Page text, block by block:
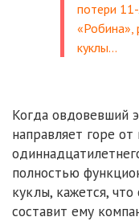
потери
«Робина»,
куклы…
Когда овдовевший
направляет горе от
полностью
куклы, кажется,
составит ему